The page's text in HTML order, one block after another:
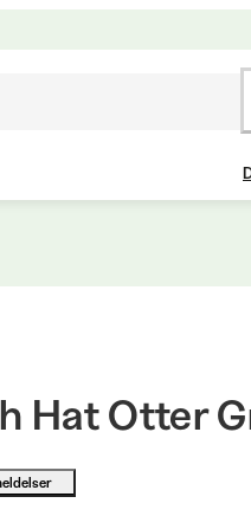
Hat Otter